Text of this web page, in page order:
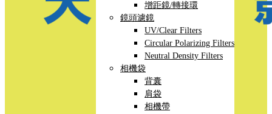
增距鏡/轉接環
鏡頭濾鏡
UV/Clear Filters
Circular Polarizing Filters
Neutral Density Filters
相機袋
背囊
肩袋
相機帶